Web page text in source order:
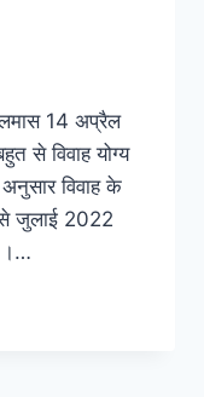
14 अप्रैल
से विवाह योग्य
विवाह के
जुलाई 2022
।…